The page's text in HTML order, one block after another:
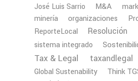
José Luis Sarrio
M&A
minería organizaciones
ReporteLocal
Resolución
sistema integrado
Tax & Legal
taxandlegal
Global Sustenability
Think